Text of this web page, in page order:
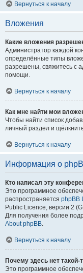
Вернуться к началу
Вложения
Какие вложения
Администратор каждой
определённые типы
разрешены, свяжитесь с
помощи.
Вернуться к началу
Как мне найти мои
Чтобы найти список
личный раздел и
Вернуться к началу
Информация о
Кто написал эту
Это программное
распространяется phpBB
Public Licence, версии 2
Для получения более
About phpBB.
Вернуться к началу
Почему здесь нет такой-
Это программное